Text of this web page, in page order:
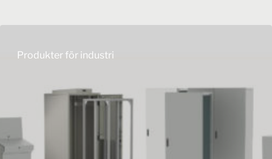
Produkter för industri